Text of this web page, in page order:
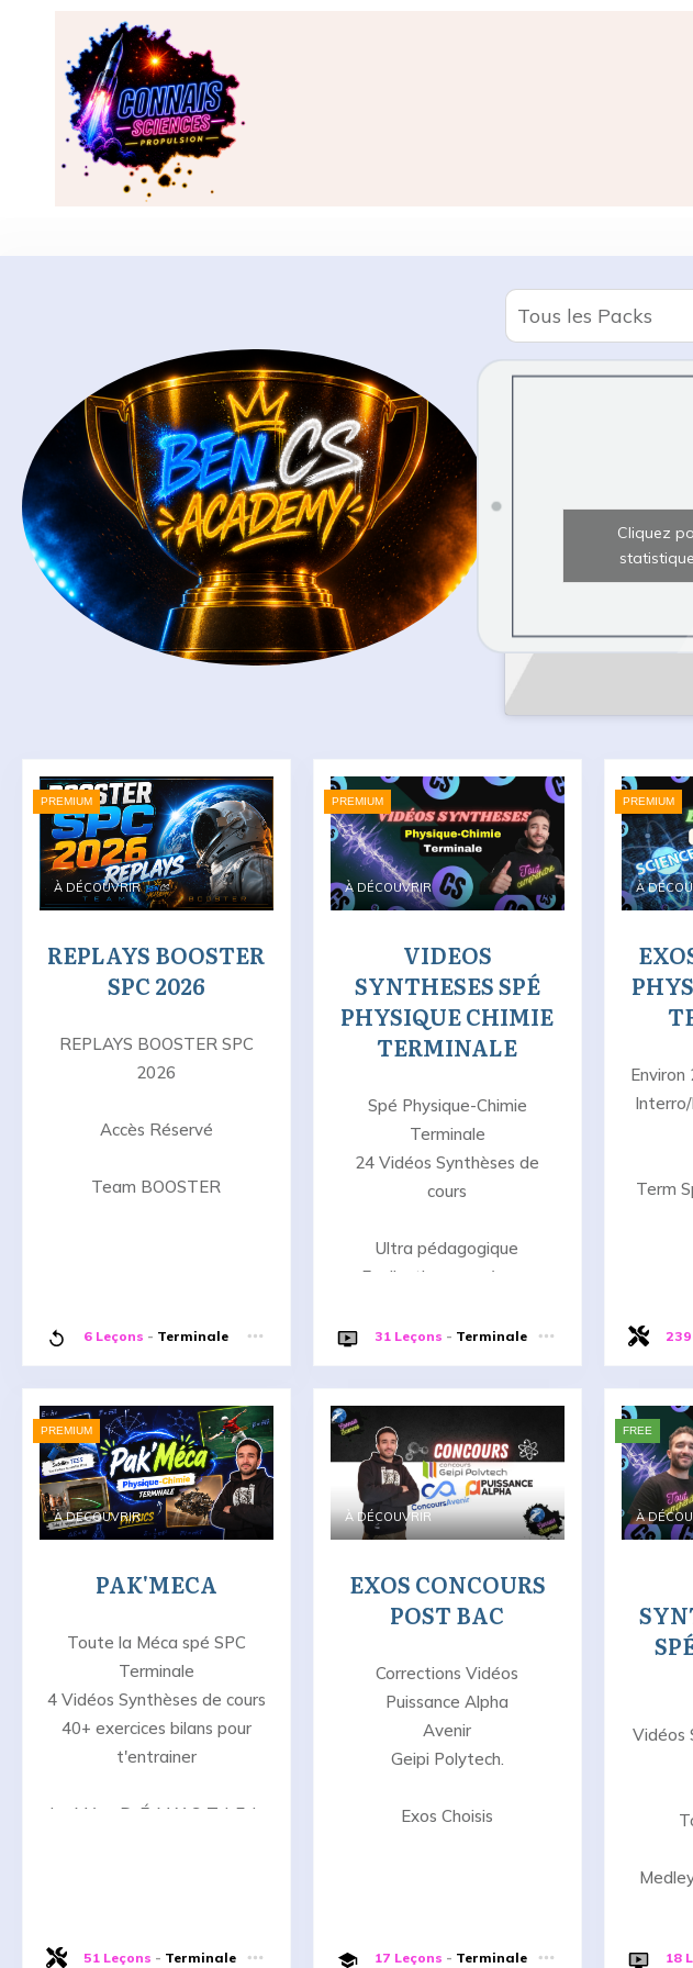
Tous les Packs
Cliquez
PREMIUM
À DÉCOUVRIR
REPLAYS BOOSTER
SPC 2026
REPLAYS BOOSTER SPC
2026
Accès Réservé
Team BOOSTER
6 Leçons - Terminale
PREMIUM
À DÉCOUVRIR
VIDEOS
SYNTHESES SPÉ
PHYSIQUE CHIMIE
TERMINALE
Spé Physique-Chimie
Terminale
24 Vidéos Synthèses de
cours
Ultra pédagogique
Explications pas-à-pas
Tout pour bien comprendre
ton cours !
31 Leçons - Terminale
PREMIUM
À
Environ
Term
PREMIUM
À DÉCOUVRIR
PAK'MECA
Toute la Méca spé SPC
Terminale
4 Vidéos Synthèses de cours
40+ exercices bilans pour
t'entrainer
La Méca D-É-M-Y-S-T-I-F-I-
51 Leçons - Terminale
À DÉCOUVRIR
EXOS CONCOURS
POST BAC
Corrections Vidéos
Puissance Alpha
Avenir
Geipi Polytech.
Exos Choisis
17 Leçons - Terminale
FREE
À
Vidéos
18